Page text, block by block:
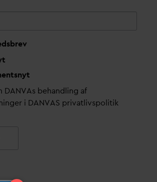
DANVAs behandling af
i DANVAS privatlivspolitik